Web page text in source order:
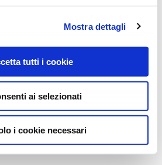
Mostra dettagli
tutti i cookie
ai selezionati
i cookie necessari